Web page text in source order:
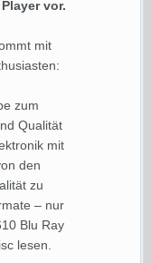
vor.
mit
zum
Qualität
mit
den
zu
– nur
Blu Ray
lesen.